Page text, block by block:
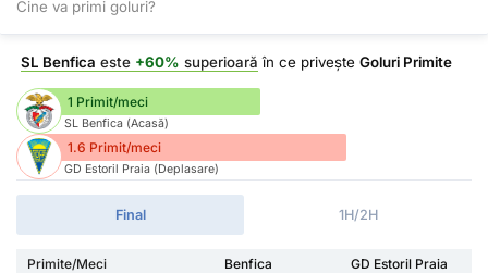
Cine va primi goluri?
SL Benfica este +60% superioară în ce privește Goluri Primite
1 Primit/meci
SL Benfica (Acasă)
1.6 Primit/meci
GD Estoril Praia (Deplasare)
Final 1H/2H
Primite/Meci Benfica
GD Estoril Praia